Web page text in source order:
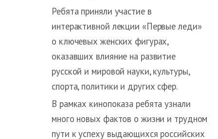
Ребята приняли участие в
интерактивной лекции «Первые леди»
о ключевых женских фигурах,
оказавших влияние на развитие
русской и мировой науки, культуры,
спорта, политики и других сфер.
В рамках кинопоказа ребята узнали
много новых фактов о жизни и трудном
пути к успеху выдающихся российских